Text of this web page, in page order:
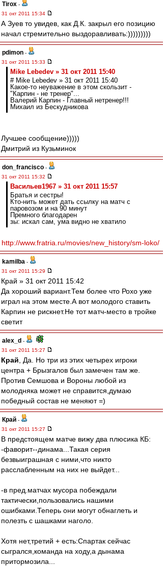
Tirox -
31 окт 2011 15:34
А Зуев то увидев, как Д.К. закрыл его позицию
начал стремительно выздоравливать:)))))))))
pdimon -
31 окт 2011 15:33
Mike Lebedev » 31 окт 2011 15:40
# Mike Lebedev » 31 окт 2011 15:40
Какое-то неуважение в этом скользит -
"Карпин - не тренер"...
Валерий Карпин - Главный нетренер!!!
Михаил из Бескудникова
Лучшее сообщение)))))
Дмитрий из Кузьминок
don_francisco -
31 окт 2011 15:32
Васильев1967 » 31 окт 2011 15:57
Братья и сестры!
Кто-нить может дать ссылку на матч с
паровозом и на 90 минут
Премного благодарен
зы: искал сам, ума видно не хватило
http://www.fratria.ru/movies/new_history/sm-loko/
kamilba -
31 окт 2011 15:29
Край » 31 окт 2011 15:42
Да хороший вариант.Тем более что Рохо уже
играл на этом месте.А вот молодого ставить
Карпин не рискнет.Не тот матч-место в тройке
светит
alex_d -
31 окт 2011 15:27
Край , Да. Но три из этих четырех игроки
центра + Брызгалов был замечен там же.
Против Семшова и Вороны любой из
молодняка может не справится,думаю
победный состав не меняют =)
Край -
31 окт 2011 15:27
В предстоящем матче вижу два плюсика КБ:
-фаворит--динама...Такая серия
безвыиграшная с ними,что никто
расслабленным на них не выйдет...
-в пред.матчах мусора побеждали
тактически,пользовались нашими
ошибками.Теперь они могут обнаглеть и
полезть с шашками наголо.
Хотя нет,третий + есть:Спартак сейчас
сыгрался,команда на ходу,а дынама
притормозила...